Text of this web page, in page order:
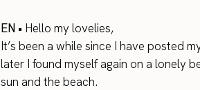
EN • Hello my lovelies,
It’s been a while since I have posted
later I found myself again on a lonely
sun and the beach.